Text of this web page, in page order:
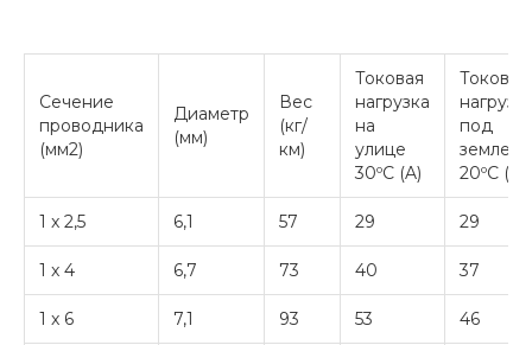
Сечение
проводника
(мм2)
Диаметр
(мм)
Вес
(кг/
км)
Токовая
нагрузка
на
улице
30ºC (A)
Токовая
под
землей
20ºC (A)
1 x 2,5 6,1 57 29 29
1 x 4 6,7 73 40 37
1 x 6 7,1 93 53 46